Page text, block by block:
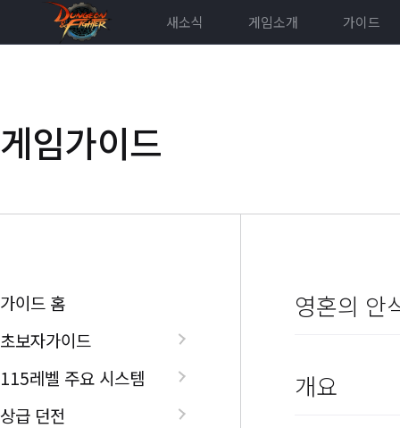
새소식 게임소개 가이드
게임가이드
가이드 홈
초보자가이드
115레벨 주요 시스템
상급 던전
영혼의 안
개요